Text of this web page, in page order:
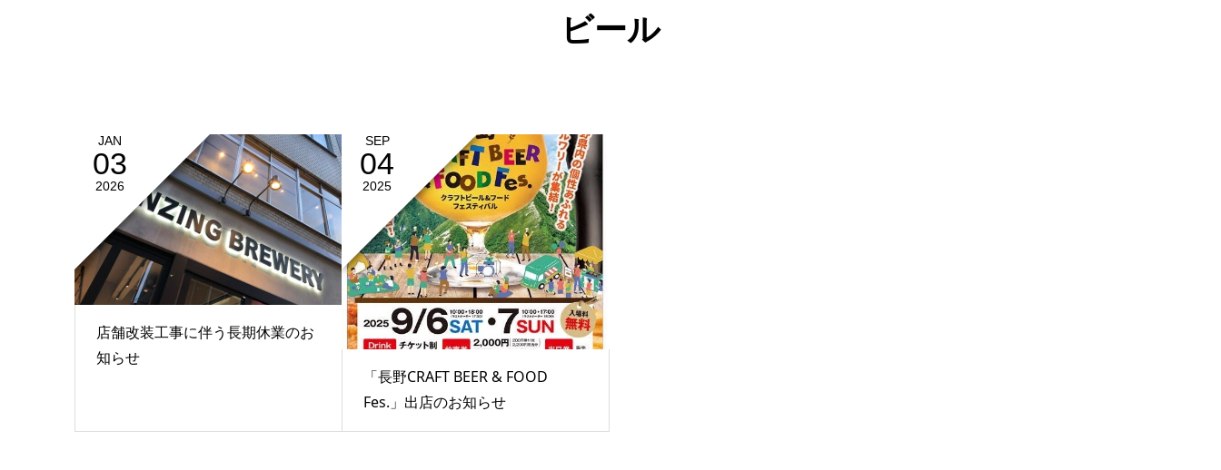
ビール
JAN
03
2026
店舗改装工事に伴う長期休業のお
知らせ
SEP
04
2025
「長野CRAFT BEER & FOOD
Fes.」出店のお知らせ